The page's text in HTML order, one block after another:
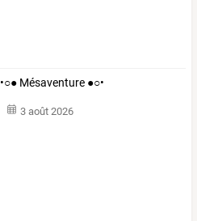
•○● Mésaventure ●○•
3 août 2026